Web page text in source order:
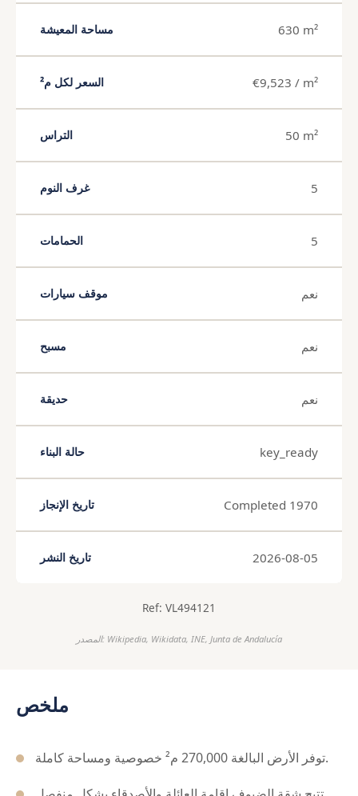
مساحة المعيشة 630 m²
السعر لكل م² €9,523 / m²
التراس 50 m²
غرف النوم 5
الحمامات 5
موقف سيارات نعم
مسبح نعم
حديقة نعم
حالة البناء key_ready
تاريخ الإنجاز Completed 1970
تاريخ النشر 2026-08-05
Ref: VL494121
المصدر: Wikipedia, Wikidata, INE, Junta de Andalucía
ملخص
توفر الأرض البالغة 270,000 م² خصوصية ومساحة كاملة.